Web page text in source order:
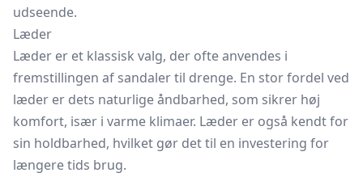
udseende.
Læder
Læder er et klassisk valg, der ofte anvendes i
fremstillingen af sandaler til drenge. En stor fordel ved
læder er dets naturlige åndbarhed, som sikrer høj
komfort, især i varme klimaer. Læder er også kendt for
sin holdbarhed, hvilket gør det til en investering for
længere tids brug.